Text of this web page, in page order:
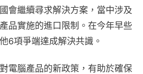
會繼續尋求解決方案，當中涉及
品實施的進口限制。在今年早些
6項爭端達成解決共識。
電腦產品的新政策，有助於確保